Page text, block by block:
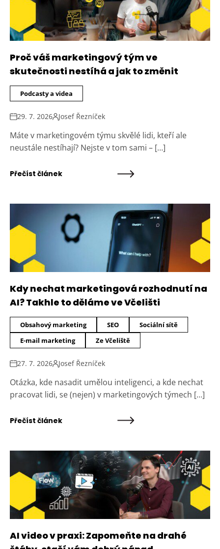
Proč váš marketingový tým ve
skutečnosti nestíhá a jak to změnit
Podcasty a videa
29. 7. 2026 Josef Řezníček
Máte v marketingovém týmu skvělé lidi, kteří ale
neustále nestíhají? Nejste v tom sami – […]
Přečíst článek
Kdy nechat marketingová rozhodnutí na
AI? Takhle to děláme ve Včelišti
Obsahový marketing SEO
Sociální sítě
E-mail marketing
Ze Včeliště
27. 7. 2026 Josef Řezníček
Otázka, kde nasadit umělou inteligenci, a kde nechat
pracovat lidi, se (nejen) v marketingových týmech […]
Přečíst článek
AI video v praxi: Zapomeňte na drahé